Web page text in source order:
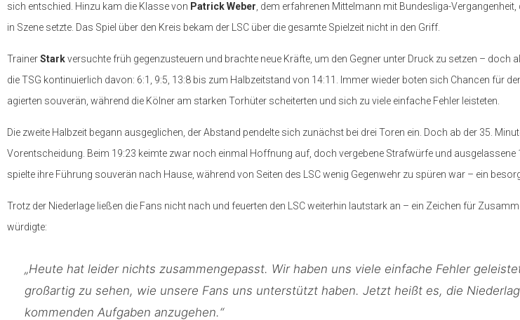
sich entschied. Hinzu kam die Klasse von Patrick Weber , dem erfahrenen Mittelmann mit Bundesliga-
in Szene setzte. Das Spiel über den Kreis bekam der LSC über die gesamte Spielzeit nicht in den Griff.
TrainerStarkversuchte früh gegenzusteuern und brachte neue Kräfte, um den Gegner unter Druck zu setzen –
die TSG kontinuierlich davon: 6:1, 9:5, 13:8 bis zum Halbzeitstand von 14:11. Immer wieder boten sich Chancen für
agierten souverän, während die Kölner am starken Torhüter scheiterten und sich zu viele einfache Fehler leisteten.
Die zweite Halbzeit begann ausgeglichen, der Abstand pendelte sich zunächst bei drei Toren ein. Doch ab der 35.
Vorentscheidung. Beim 19:23 keimte zwar noch einmal Hoffnung auf, doch vergebene Strafwürfe und ausgelassene
spielte ihre Führung souverän nach Hause, während von Seiten des LSC wenig Gegenwehr zu spüren war – ein
Trotz der Niederlage ließen die Fans nicht nach und feuerten den LSC weiterhin lautstark an – ein Zeichen für
würdigte:
„Heute hat leider nichts zusammengepasst. Wir haben uns viele einfache Fehler
großartig zu sehen, wie unsere Fans uns unterstützt haben. Jetzt heißt es, die
kommenden Aufgaben anzugehen.“